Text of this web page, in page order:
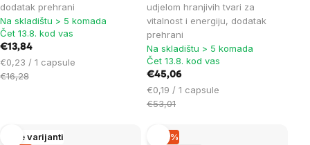
dodatak prehrani
Na skladištu > 5 komada
Čet 13.8. kod vas
€13,84
Cijena
mjere:
€0,23 / 1 capsule
€16,28
udjelom hranjivih tvari za
vitalnost i energiju, dodatak
prehrani
Na skladištu > 5 komada
Čet 13.8. kod vas
€45,06
Cijena
mjere:
€0,19 / 1 capsule
€53,01
Više varijanti –14 %